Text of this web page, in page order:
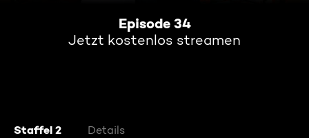
Episode 34
Jetzt kostenlos streamen
Staffel 2 Details